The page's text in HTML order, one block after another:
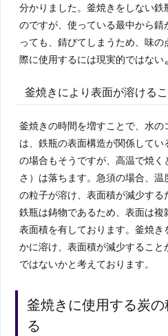
分かりました。釜焼きをしない
のですが、使っている最中から
っても、錆びてしまうため、味
際に使用するには現実的ではない
釜焼きにより表面が溶ける
釜焼きの時間を増すことで、水
は、鉄瓶の表面構造が関係して
の場合もそうですが、高温で焼
さ）は落ちます。急須の場合、
の粒子が溶け、表面積が減少する
鉄瓶は鋳物であるため、表面は
表面積を有しております。釜焼
かに溶け、表面積が減少すること
ではないかと考えております。
釜焼きに使用する炭
る